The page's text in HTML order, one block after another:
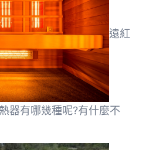
遠紅
器有哪幾種呢?有什麼不